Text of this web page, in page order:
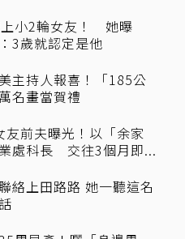
小2輪女友！ 她曝
3歲就認定是他
主持人報喜！「185公
名畫當賀禮
友前夫曝光！以「余家
處科長 交往3個月即...
絡上田路路 她一聽這名